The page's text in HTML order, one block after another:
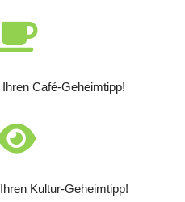
Café-Geheimtipp!
Kultur-Geheimtipp!